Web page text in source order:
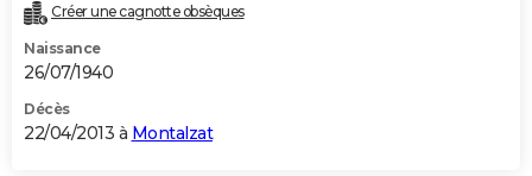
Créer une cagnotte obsèques
Naissance
26/07/1940
Décès
22/04/2013 à Montalzat